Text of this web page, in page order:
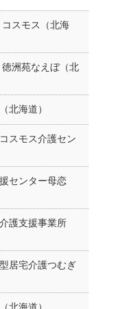
スモス（北海
洲苑なえぼ（北
北海道）
スモス介護セン
センター母恋
護支援事業所
居宅介護つむぎ